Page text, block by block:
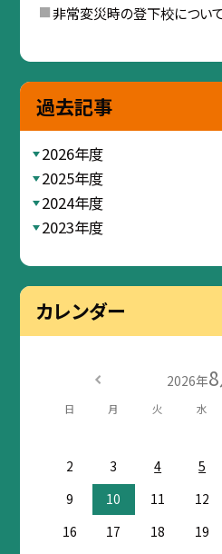
非常変災時の登下校につい
過去記事
2026年度
2025年度
2024年度
2023年度
カレンダー
2026年
日 月 火 水
2
3 4 5
9
10 11 12
16
17 18 19